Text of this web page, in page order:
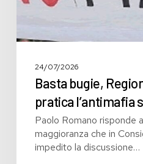
24/07/2026
Basta bugie,
pratica l’antimafia
Paolo Romano risponde
maggioranza che in
impedito la discussione…